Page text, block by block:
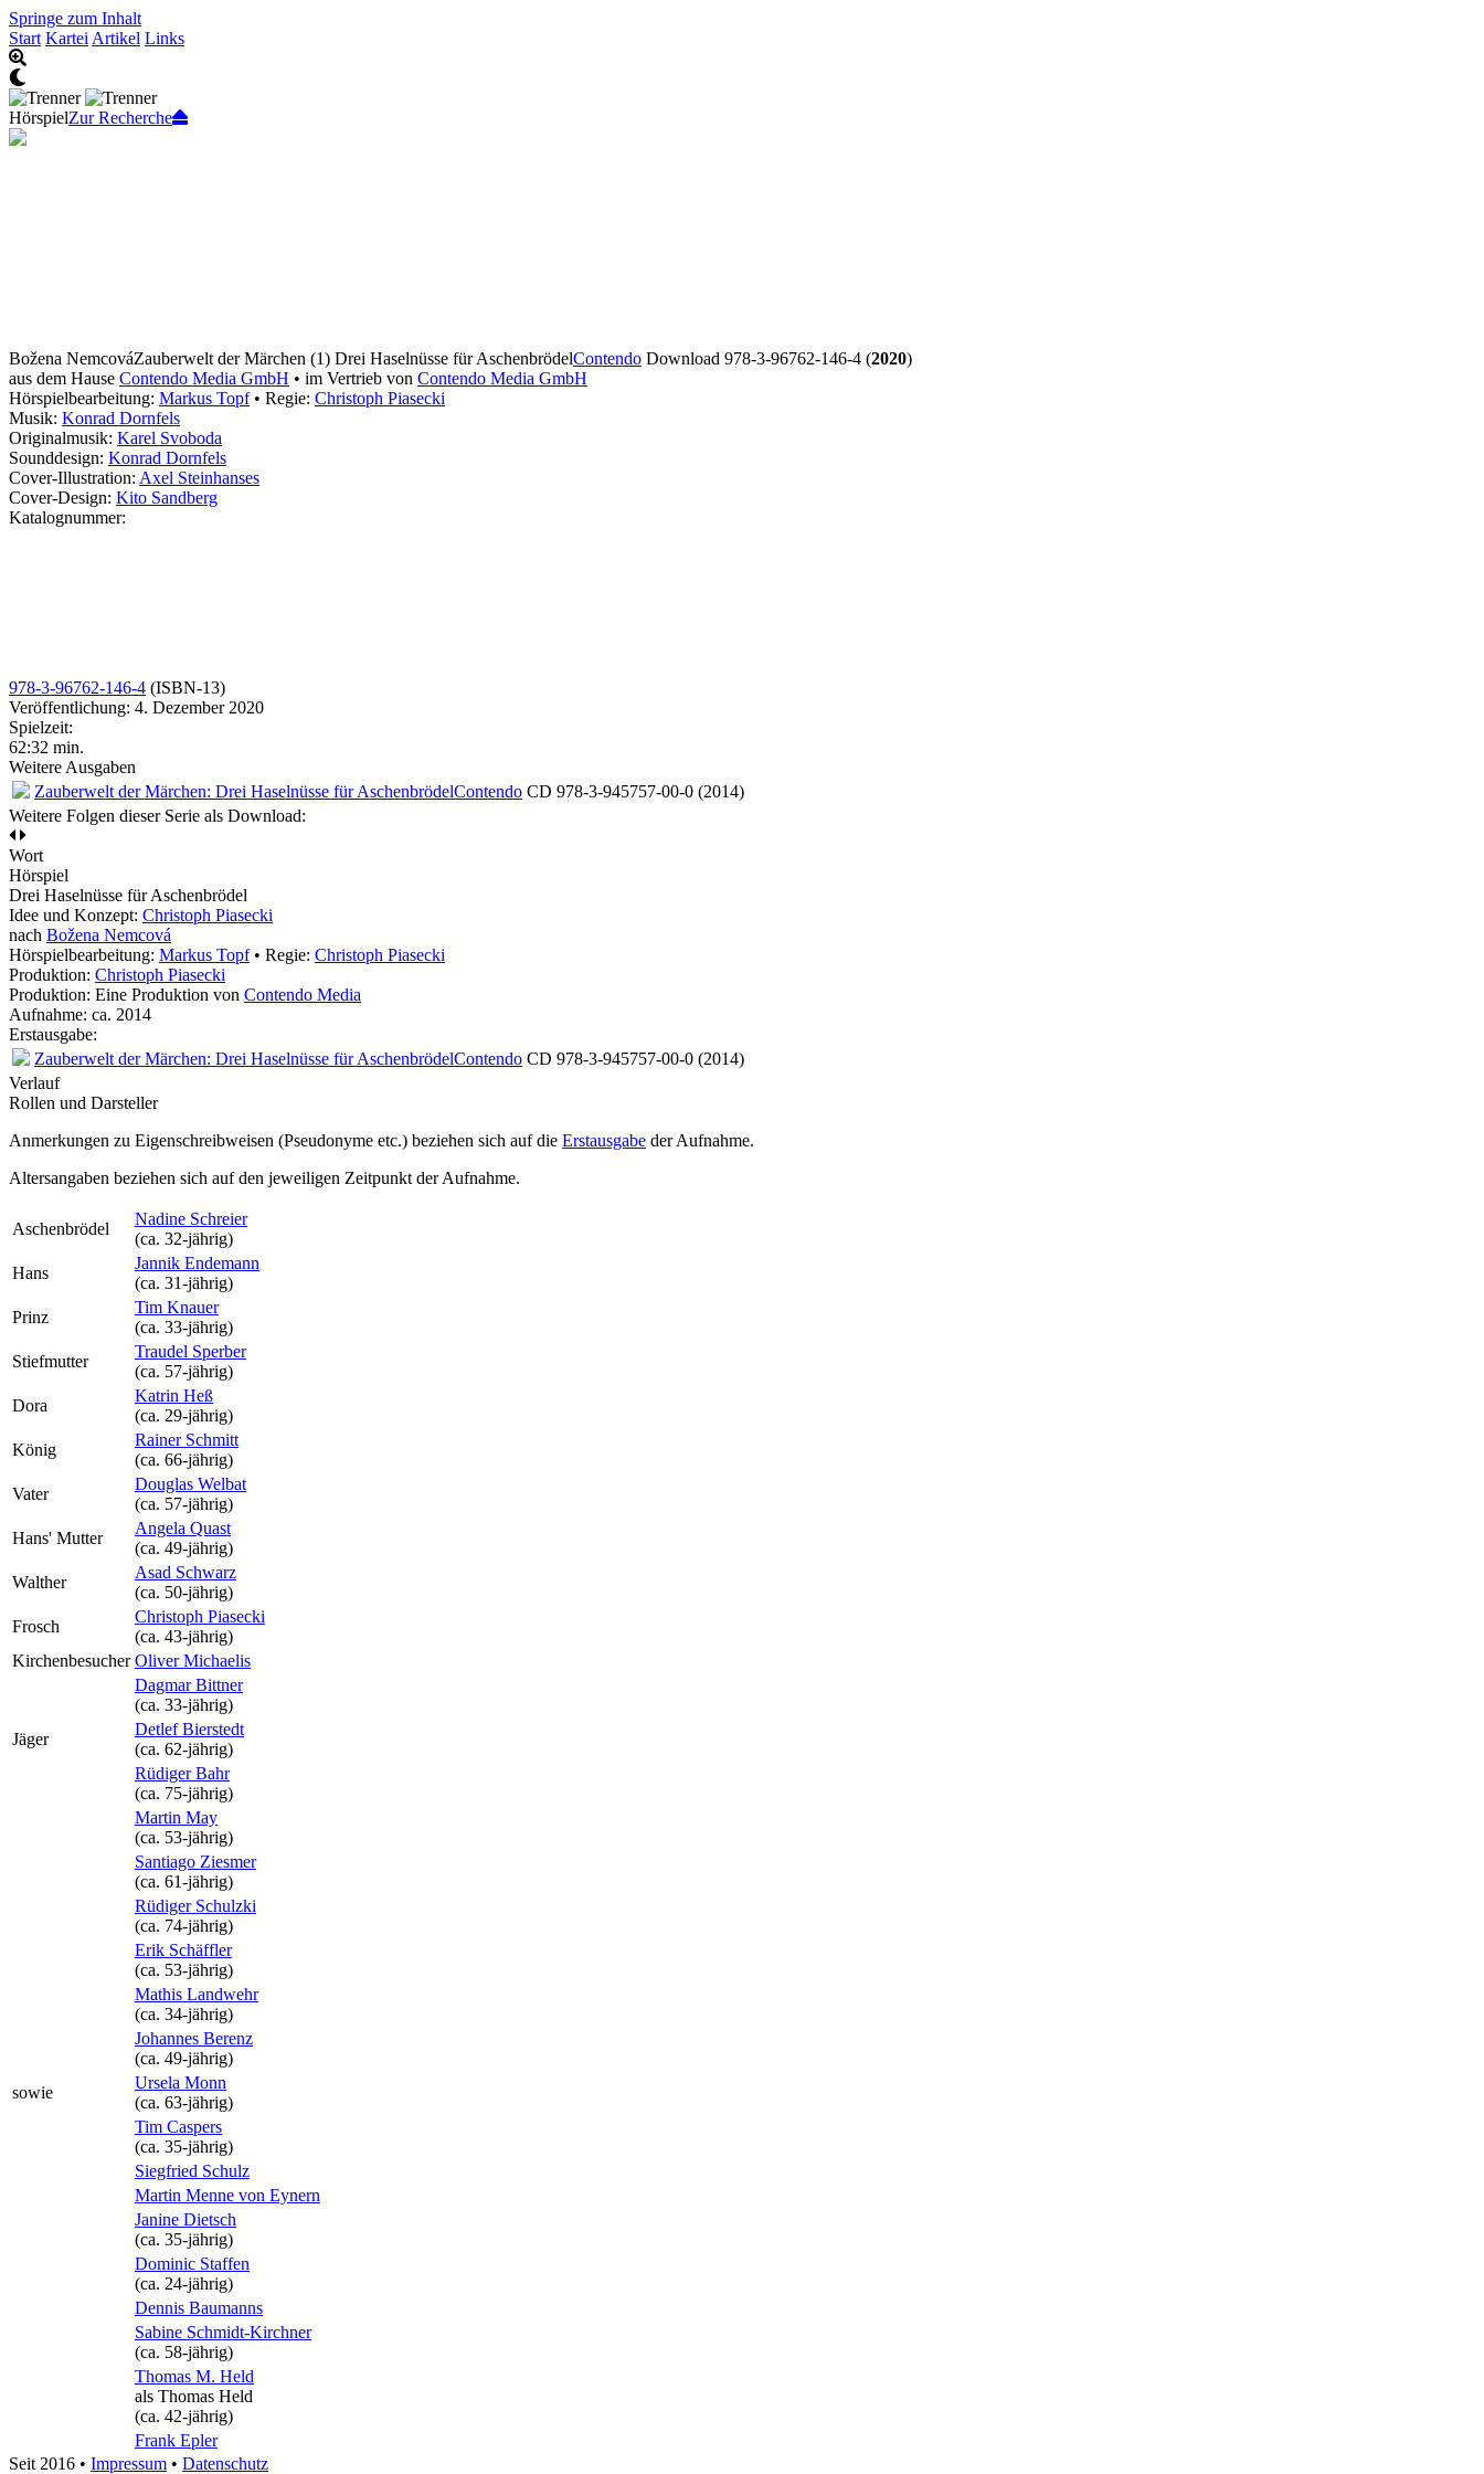
Springe zum Inhalt
Start Kartei Artikel Links
HörspielZur Recherche
Božena NemcováZauberwelt der Märchen (1) Drei Haselnüsse für AschenbrödelContendo Download 978-3-96762-146-4 (2020)
aus dem Hause Contendo Media GmbH • im Vertrieb von Contendo Media GmbH
Hörspielbearbeitung: Markus Topf• Regie: Christoph Piasecki
Musik: Konrad Dornfels
Originalmusik: Karel Svoboda
Sounddesign: Konrad Dornfels
Cover-Illustration: Axel Steinhanses
Cover-Design: Kito Sandberg
Katalognummer:
978-3-96762-146-4 (ISBN-13)
Veröffentlichung: 4. Dezember 2020
Spielzeit:
62:32 min.
Weitere Ausgaben
Zauberwelt der Märchen: Drei Haselnüsse für AschenbrödelContendo CD 978-3-945757-00-0 (2014)
Weitere Folgen dieser Serie als Download:
Wort
Hörspiel
Drei Haselnüsse für Aschenbrödel
Idee und Konzept: Christoph Piasecki
nach Božena Nemcová
Hörspielbearbeitung: Markus Topf• Regie: Christoph Piasecki
Produktion: Christoph Piasecki
Produktion: Eine Produktion von Contendo Media
Aufnahme: ca. 2014
Erstausgabe:
Zauberwelt der Märchen: Drei Haselnüsse für AschenbrödelContendo CD 978-3-945757-00-0 (2014)
Verlauf
Rollen und Darsteller
Anmerkungen zu Eigenschreibweisen (Pseudonyme etc.) beziehen sich auf die Erstausgabe der Aufnahme.
Altersangaben beziehen sich auf den jeweiligen Zeitpunkt der Aufnahme.
Aschenbrödel
Nadine Schreier
(ca. 32‑jährig)
Hans
Jannik Endemann
(ca. 31‑jährig)
Prinz
Tim Knauer
(ca. 33‑jährig)
Stiefmutter
Traudel Sperber
(ca. 57‑jährig)
Dora
Katrin Heß
(ca. 29‑jährig)
König
Rainer Schmitt
(ca. 66‑jährig)
Vater
Douglas Welbat
(ca. 57‑jährig)
Hans' Mutter
Angela Quast
(ca. 49‑jährig)
Walther
Asad Schwarz
(ca. 50‑jährig)
Frosch
Christoph Piasecki
(ca. 43‑jährig)
Kirchenbesucher Oliver Michaelis
Dagmar Bittner
(ca. 33‑jährig)
Jäger
Detlef Bierstedt
(ca. 62‑jährig)
Rüdiger Bahr
(ca. 75‑jährig)
Martin May
(ca. 53‑jährig)
Santiago Ziesmer
(ca. 61‑jährig)
Rüdiger Schulzki
(ca. 74‑jährig)
Erik Schäffler
(ca. 53‑jährig)
Mathis Landwehr
(ca. 34‑jährig)
Johannes Berenz
(ca. 49‑jährig)
sowie
Ursela Monn
(ca. 63‑jährig)
Tim Caspers
(ca. 35‑jährig)
Siegfried Schulz
Martin Menne von Eynern
Janine Dietsch
(ca. 35‑jährig)
Dominic Staffen
(ca. 24‑jährig)
Dennis Baumanns
Sabine Schmidt-Kirchner
(ca. 58‑jährig)
Thomas M. Held
als Thomas Held
(ca. 42‑jährig)
Frank Epler
Seit 2016 • Impressum • Datenschutz